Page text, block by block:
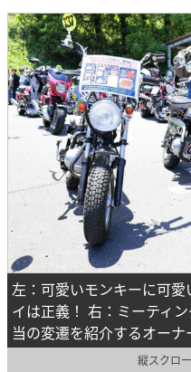
左：可愛いモンキーに可
イは正義！ 右：ミーティ
当の変遷を紹介するオーナ
縦スクロ